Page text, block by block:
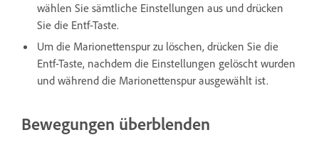
wählen Sie sämtliche Einstellungen aus und drücken
Sie die Entf-Taste.
Um die Marionettenspur zu löschen, drücken Sie die
Entf-Taste, nachdem die Einstellungen gelöscht wurden
und während die Marionettenspur ausgewählt ist.
Bewegungen überblenden